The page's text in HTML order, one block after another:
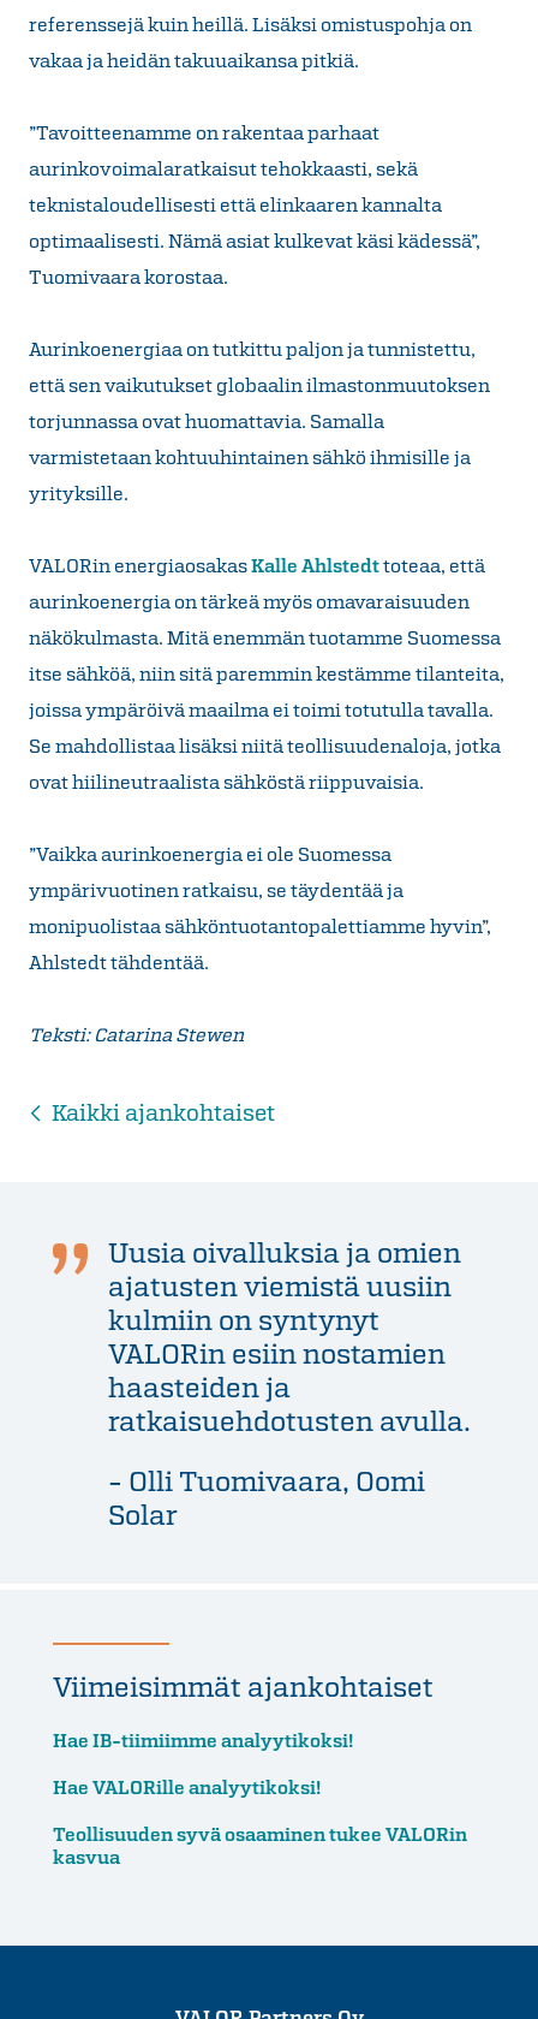
referenssejä kuin heillä. Lisäksi omistuspohja on
vakaa ja heidän takuuaikansa pitkiä.
”Tavoitteenamme on rakentaa parhaat
aurinkovoimalaratkaisut tehokkaasti, sekä
teknistaloudellisesti että elinkaaren kannalta
optimaalisesti. Nämä asiat kulkevat käsi kädessä”,
Tuomivaara korostaa.
Aurinkoenergiaa on tutkittu paljon ja tunnistettu,
että sen vaikutukset globaalin ilmastonmuutoksen
torjunnassa ovat huomattavia. Samalla
varmistetaan kohtuuhintainen sähkö ihmisille ja
yrityksille.
VALORin energiaosakasKalle Ahlstedttoteaa, että
aurinkoenergia on tärkeä myös omavaraisuuden
näkökulmasta. Mitä enemmän tuotamme Suomessa
itse sähköä, niin sitä paremmin kestämme tilanteita,
joissa ympäröivä maailma ei toimi totutulla tavalla.
Se mahdollistaa lisäksi niitä teollisuudenaloja, jotka
ovat hiilineutraalista sähköstä riippuvaisia.
”Vaikka aurinkoenergia ei ole Suomessa
ympärivuotinen ratkaisu, se täydentää ja
monipuolistaa sähköntuotantopalettiamme hyvin”,
Ahlstedt tähdentää.
Teksti: Catarina Stewen
Kaikki ajankohtaiset
Uusia oivalluksia ja omien
ajatusten viemistä uusiin
kulmiin on syntynyt
VALORin esiin nostamien
haasteiden ja
ratkaisuehdotusten avulla.
- Olli Tuomivaara, Oomi
Solar
Viimeisimmät ajankohtaiset
Hae IB-tiimiimme analyytikoksi!
Hae VALORille analyytikoksi!
Teollisuuden syvä osaaminen tukee VALORin
kasvua